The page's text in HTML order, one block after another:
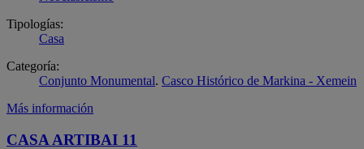
Tipologías:
Casa
Categoría:
Conjunto Monumental. Casco Histórico de Markina - Xemein
Más información
CASA ARTIBAI 11